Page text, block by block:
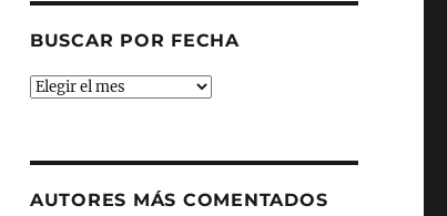
BUSCAR POR FECHA
Buscar
AUTORES MÁS COMENTADOS